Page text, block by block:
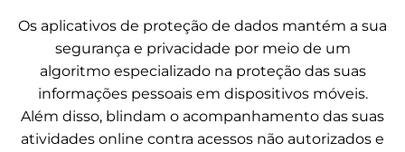
Os aplicativos de proteção de dados mantém a sua
segurança e privacidade por meio de um
algoritmo especializado na proteção das suas
informações pessoais em dispositivos móveis.
Além disso, blindam o acompanhamento das suas
atividades online contra acessos não autorizados e